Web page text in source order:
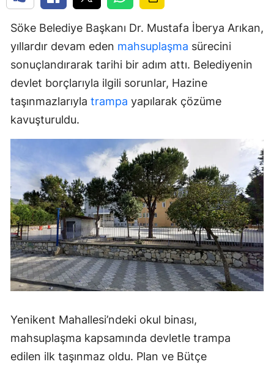
Söke Belediye Başkanı Dr. Mustafa İberya Arıkan,
yıllardır devam eden mahsuplaşma sürecini
sonuçlandırarak tarihi bir adım attı. Belediyenin
devlet borçlarıyla ilgili sorunlar, Hazine
taşınmazlarıyla trampa yapılarak çözüme
kavuşturuldu.
Yenikent Mahallesi’ndeki okul binası,
mahsuplaşma kapsamında devletle trampa
edilen ilk taşınmaz oldu. Plan ve Bütçe